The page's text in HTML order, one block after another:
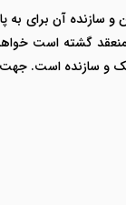
آن برای به
گشته است
ملک و سازنده است.